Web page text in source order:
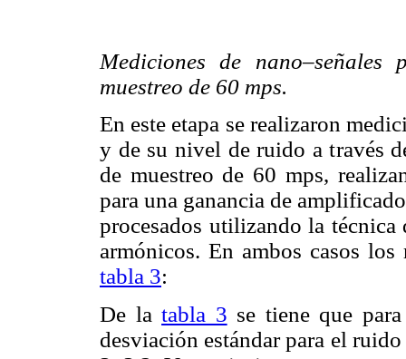
Mediciones de
muestreo de 60 mps.
En este etapa se realizaron
y de su nivel de ruido a través
de muestreo de 60 mps,
para una ganancia de
procesados utilizando la
armónicos. En ambos casos
tabla 3:
De latabla 3 se tiene que
desviación estándar para el